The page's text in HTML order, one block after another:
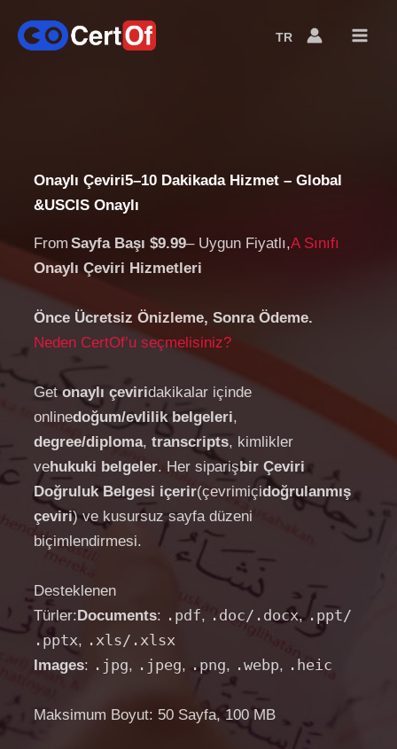
TRLanguage
Onaylı Çeviri5–10 Dakikada Hizmet – Global
&USCIS Onaylı
From Sayfa Başı $9.99– Uygun Fiyatlı,A Sınıfı
Onaylı Çeviri Hizmetleri
Önce Ücretsiz Önizleme, Sonra Ödeme.
Neden CertOf’u seçmelisiniz?
Getonaylı çeviridakikalar içinde
onlinedoğum/evlilik belgeleri,
degree/diploma, transcripts, kimlikler
vehukuki belgeler. Her siparişbir Çeviri
Doğruluk Belgesi içerir(çevrimiçidoğrulanmış
çeviri) ve kusursuz sayfa düzeni
biçimlendirmesi.
Desteklenen
Türler:Documents: .pdf, .doc/.docx,.ppt/
.pptx, .xls/.xlsx
Images: .jpg, .jpeg, .png, .webp, .heic
Maksimum Boyut: 50 Sayfa, 100 MB